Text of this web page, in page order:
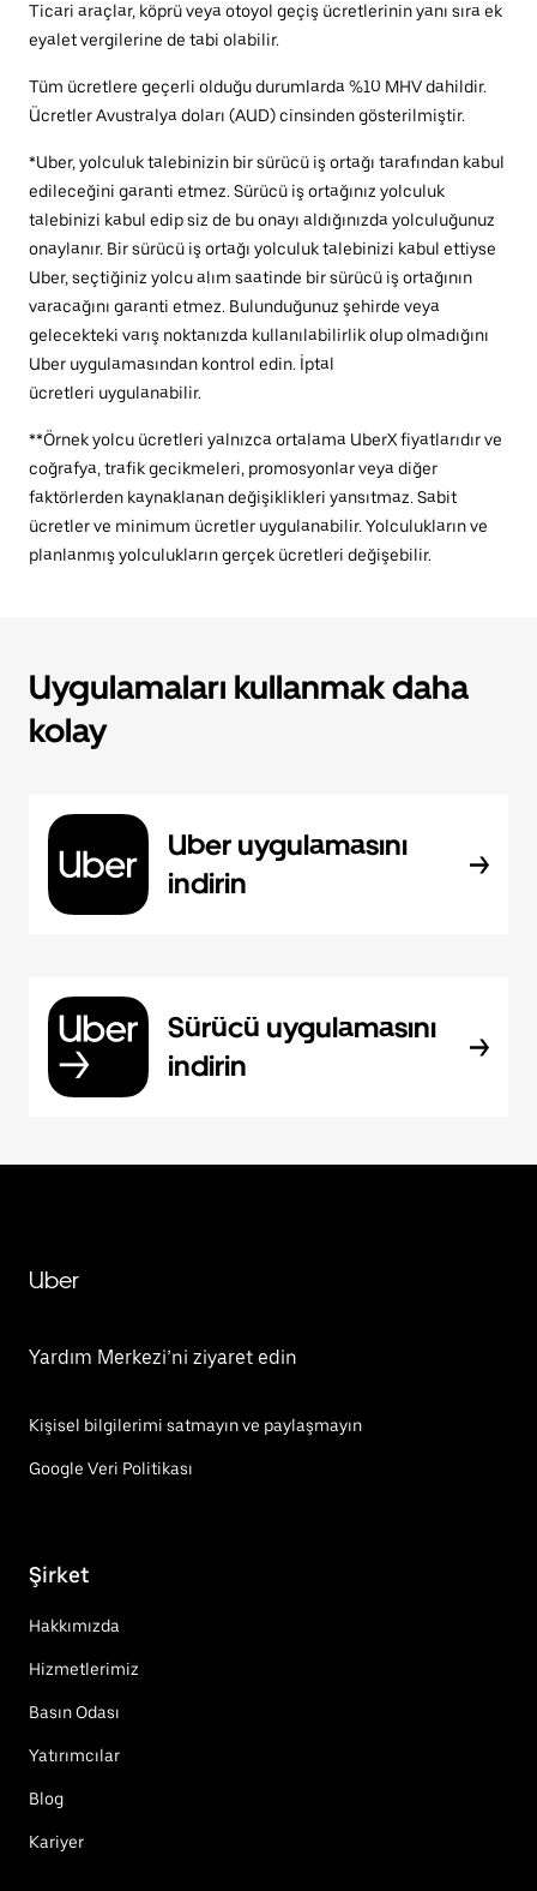
Ticari araçlar, köprü veya otoyol geçiş ücretlerinin yanı sıra ek
eyalet vergilerine de tabi olabilir.
Tüm ücretlere geçerli olduğu durumlarda %10 MHV dahildir.
Ücretler Avustralya doları (AUD) cinsinden gösterilmiştir.
*Uber, yolculuk talebinizin bir sürücü iş ortağı tarafından kabul
edileceğini garanti etmez. Sürücü iş ortağınız yolculuk
talebinizi kabul edip siz de bu onayı aldığınızda yolculuğunuz
onaylanır. Bir sürücü iş ortağı yolculuk talebinizi kabul ettiyse
Uber, seçtiğiniz yolcu alım saatinde bir sürücü iş ortağının
varacağını garanti etmez. Bulunduğunuz şehirde veya
gelecekteki varış noktanızda kullanılabilirlik olup olmadığını
Uber uygulamasından kontrol edin. İptal
ücretleri uygulanabilir.
**Örnek yolcu ücretleri yalnızca ortalama UberX fiyatlarıdır ve
coğrafya, trafik gecikmeleri, promosyonlar veya diğer
faktörlerden kaynaklanan değişiklikleri yansıtmaz. Sabit
ücretler ve minimum ücretler uygulanabilir. Yolculukların ve
planlanmış yolculukların gerçek ücretleri değişebilir.
Uygulamaları kullanmak daha
kolay
Uber uygulamasını
indirin
Sürücü uygulamasını
indirin
Uber
Yardım Merkezi’ni ziyaret edin
Kişisel bilgilerimi satmayın ve paylaşmayın
Google Veri Politikası
Şirket
Hakkımızda
Hizmetlerimiz
Basın Odası
Yatırımcılar
Blog
Kariyer